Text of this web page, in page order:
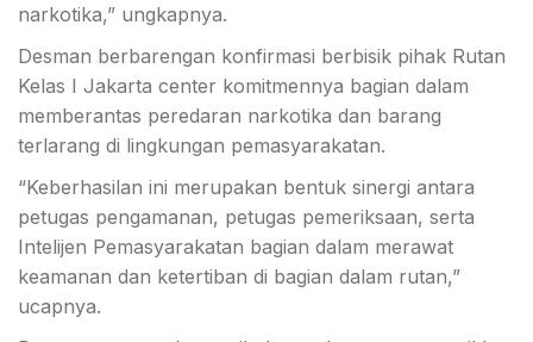
narkotika,” ungkapnya.
Desman berbarengan konfirmasi berbisik pihak Rutan
Kelas I Jakarta center komitmennya bagian dalam
memberantas peredaran narkotika dan barang
terlarang di lingkungan pemasyarakatan.
“Keberhasilan ini merupakan bentuk sinergi antara
petugas pengamanan, petugas pemeriksaan, serta
Intelijen Pemasyarakatan bagian dalam merawat
keamanan dan ketertiban di bagian dalam rutan,”
ucapnya.